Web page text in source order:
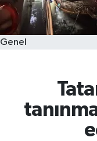
Genel
Magazin
Kültür & Sanat
Teknoloji